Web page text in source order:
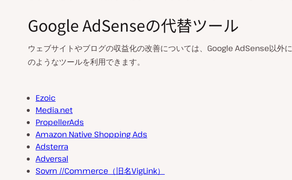
Google AdSenseの代替ツール
ウェブサイトやブログの収益化の改善については、Google AdSense以外
のようなツールを利用できます。
Ezoic
Media.net
PropellerAds
Amazon Native Shopping Ads
Adsterra
Adversal
Sovrn //Commerce（旧名VigLink）